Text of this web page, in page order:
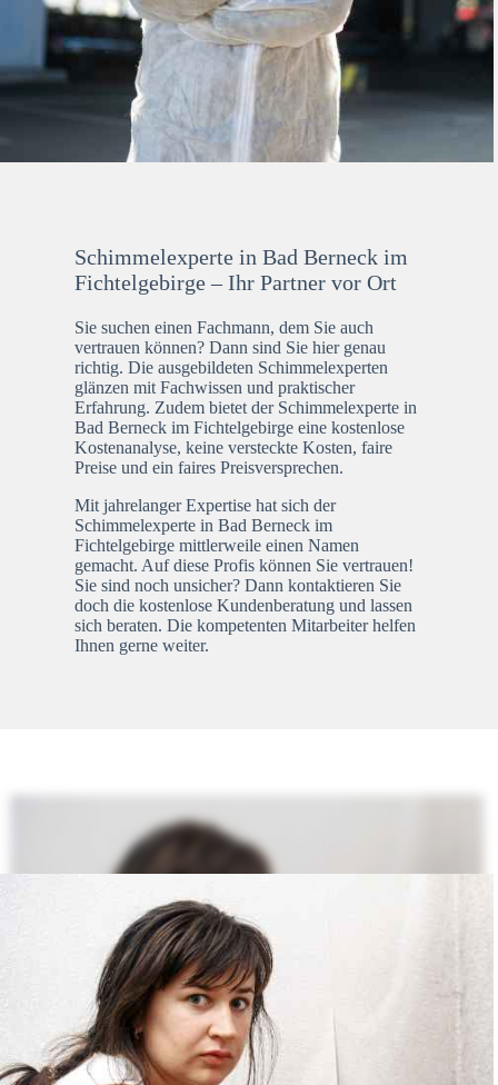
Schimmelexperte in Bad Berneck im
Fichtelgebirge – Ihr Partner vor Ort
Sie suchen einen Fachmann, dem Sie auch
vertrauen können? Dann sind Sie hier genau
richtig. Die ausgebildeten Schimmelexperten
glänzen mit Fachwissen und praktischer
Erfahrung. Zudem bietet der Schimmelexperte in
Bad Berneck im Fichtelgebirge eine kostenlose
Kostenanalyse, keine versteckte Kosten, faire
Preise und ein faires Preisversprechen.
Mit jahrelanger Expertise hat sich der
Schimmelexperte in Bad Berneck im
Fichtelgebirge mittlerweile einen Namen
gemacht. Auf diese Profis können Sie vertrauen!
Sie sind noch unsicher? Dann kontaktieren Sie
doch die kostenlose Kundenberatung und lassen
sich beraten. Die kompetenten Mitarbeiter helfen
Ihnen gerne weiter.